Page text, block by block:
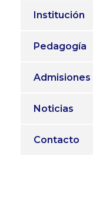
Institución
Pedagogía
Admisiones
Noticias
Contacto